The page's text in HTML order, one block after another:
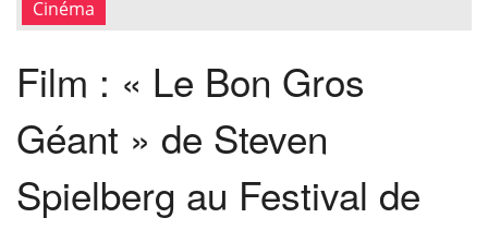
Cinéma
Film : « Le Bon Gros
Géant » de Steven
Spielberg au Festival de